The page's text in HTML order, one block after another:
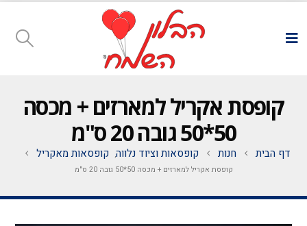
קופסת אקריל למארזים + מכסה
50*50 גובה 20 ס"מ
דף הבית חנות קופסאות וציוד נלווה, קופסאות מאקריל
קופסת אקריל למארזים + מכסה 50*50 גובה 20 ס"מ